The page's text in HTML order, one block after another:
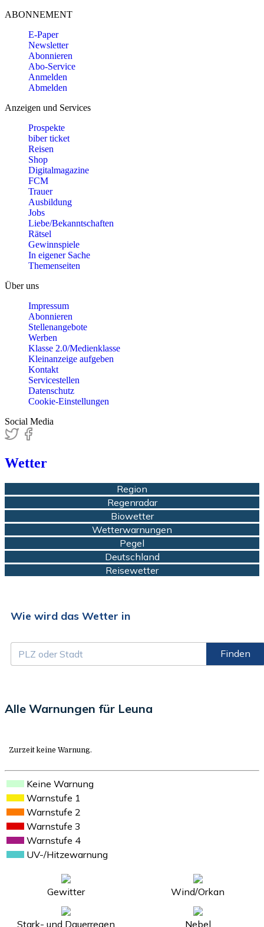
ABONNEMENT
E-Paper
Newsletter
Abonnieren
Abo-Service
Anmelden
Abmelden
Anzeigen und Services
Prospekte
biber ticket
Reisen
Shop
Digitalmagazine
FCM
Trauer
Ausbildung
Jobs
Liebe/Bekanntschaften
Rätsel
Gewinnspiele
In eigener Sache
Themenseiten
Über uns
Impressum
Abonnieren
Stellenangebote
Werben
Klasse 2.0/Medienklasse
Kleinanzeige aufgeben
Kontakt
Servicestellen
Datenschutz
Cookie-Einstellungen
Social Media
Wetter
Region
Regenradar
Biowetter
Wetterwarnungen
Pegel
Deutschland
Reisewetter
Wie wird das Wetter in
Finden
Alle Warnungen für Leuna
Zurzeit keine Warnung.
Keine Warnung
Warnstufe 1
Warnstufe 2
Warnstufe 3
Warnstufe 4
UV-/Hitzewarnung
Gewitter Wind/Orkan
Stark- und Dauerregen Nebel